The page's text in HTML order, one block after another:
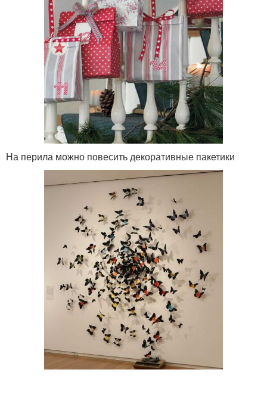
На перила можно повесить декоративные пакетики